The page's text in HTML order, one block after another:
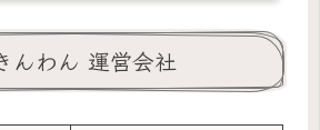
んわん 運営会社